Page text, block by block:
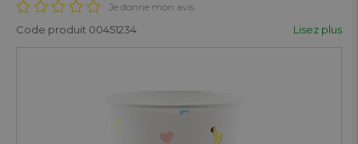
Je donne mon avis
Code produit 00451234 Lisez plus